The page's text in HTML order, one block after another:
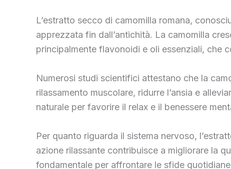
L’estratto secco di camomilla romana,
apprezzata fin dall’antichità. La camomilla
principalmente flavonoidi e oli essenziali, che
Numerosi studi scientifici attestano che la
rilassamento muscolare, ridurre l’ansia e
naturale per favorire il relax e il benessere
Per quanto riguarda il sistema nervoso,
azione rilassante contribuisce a migliorare la
fondamentale per affrontare le sfide